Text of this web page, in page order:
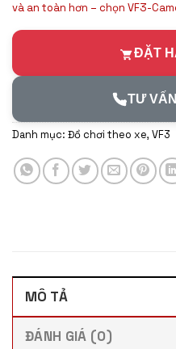
và an toàn hơn – chọn VF3-
ĐẶT
TƯ
Danh mục: Đồ chơi theo xe, VF3
MÔ TẢ
ĐÁNH GIÁ (0)